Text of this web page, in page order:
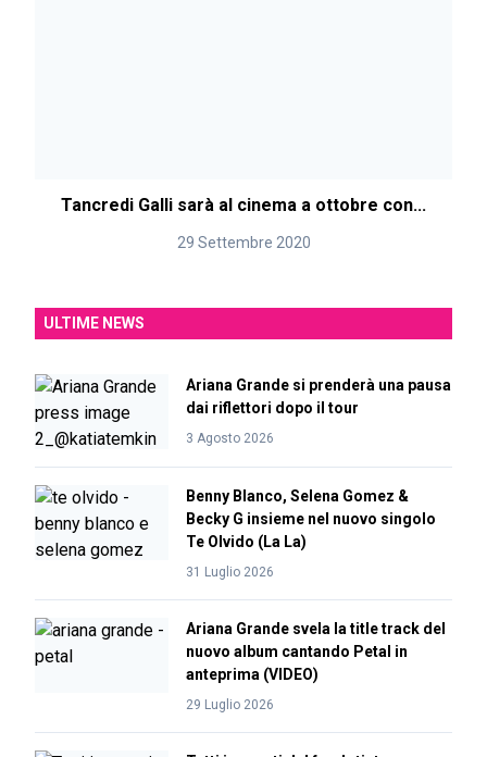
Tancredi Galli sarà al cinema a ottobre con...
29 Settembre 2020
ULTIME NEWS
Ariana Grande si prenderà una pausa
dai riflettori dopo il tour
3 Agosto 2026
Benny Blanco, Selena Gomez &
Becky G insieme nel nuovo singolo
Te Olvido (La La)
31 Luglio 2026
Ariana Grande svela la title track del
nuovo album cantando Petal in
anteprima (VIDEO)
29 Luglio 2026